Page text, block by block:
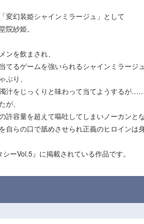
変幻装姫シャインミラージュ」として
院紗姫。
ンを飲まされ、
てるゲームを強いられるシャインミラージ
ぶり、
汁をじっくりと味わって当てようするが
が、
許容量を超えて嘔吐してしまいノーカンと
自らの口で舐めさせられ正義のヒロインは
ーVol.5』に掲載されている作品です。